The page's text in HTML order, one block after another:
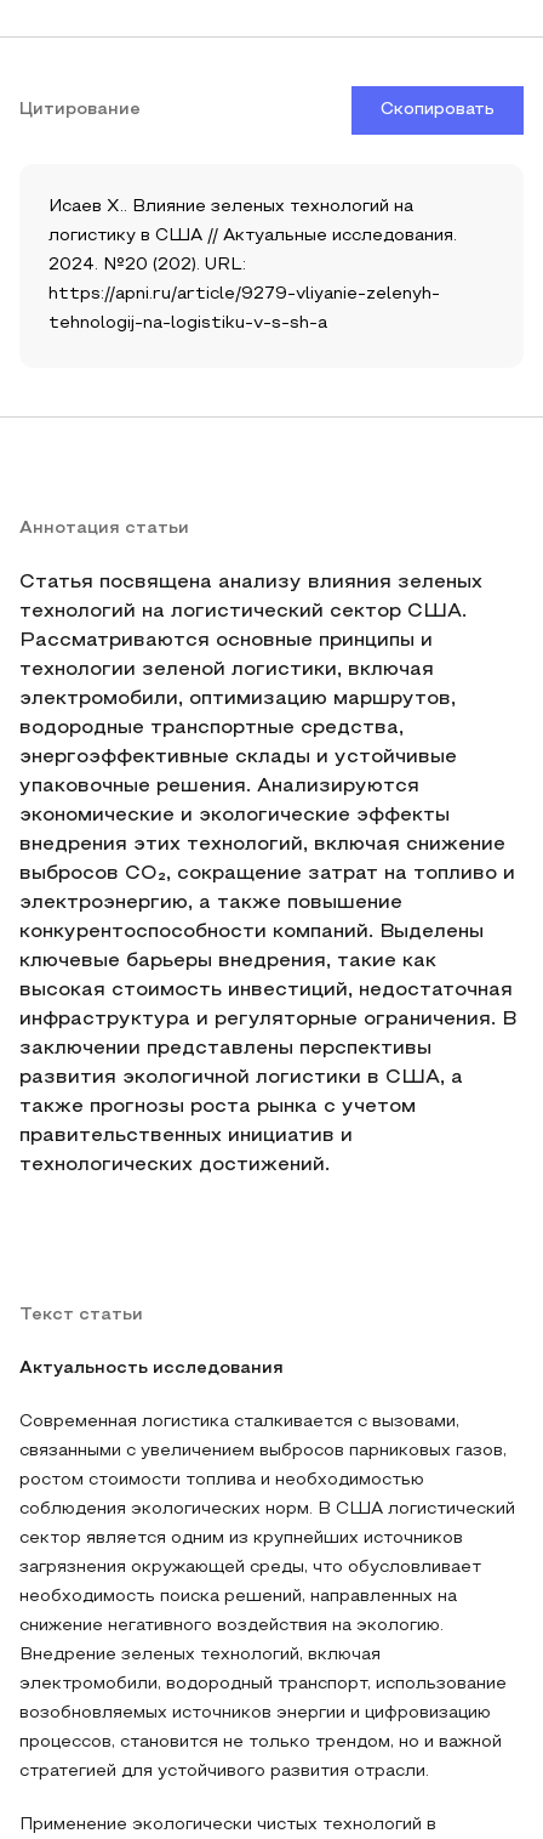
Цитирование Скопировать
Исаев Х.. Влияние зеленых технологий на
логистику в США // Актуальные исследования.
2024. №20 (202). URL:
https://apni.ru/article/9279-vliyanie-zelenyh-
tehnologij-na-logistiku-v-s-sh-a
Аннотация статьи
Статья посвящена анализу влияния зеленых
технологий на логистический сектор США.
Рассматриваются основные принципы и
технологии зеленой логистики, включая
электромобили, оптимизацию маршрутов,
водородные транспортные средства,
энергоэффективные склады и устойчивые
упаковочные решения. Анализируются
экономические и экологические эффекты
внедрения этих технологий, включая снижение
выбросов CO₂, сокращение затрат на топливо и
электроэнергию, а также повышение
конкурентоспособности компаний. Выделены
ключевые барьеры внедрения, такие как
высокая стоимость инвестиций, недостаточная
инфраструктура и регуляторные ограничения. В
заключении представлены перспективы
развития экологичной логистики в США, а
также прогнозы роста рынка с учетом
правительственных инициатив и
технологических достижений.
Текст статьи
Актуальность исследования
Современная логистика сталкивается с вызовами,
связанными с увеличением выбросов парниковых газов,
ростом стоимости топлива и необходимостью
соблюдения экологических норм. В США логистический
сектор является одним из крупнейших источников
загрязнения окружающей среды, что обусловливает
необходимость поиска решений, направленных на
снижение негативного воздействия на экологию.
Внедрение зеленых технологий, включая
электромобили, водородный транспорт, использование
возобновляемых источников энергии и цифровизацию
процессов, становится не только трендом, но и важной
стратегией для устойчивого развития отрасли.
Применение экологически чистых технологий в